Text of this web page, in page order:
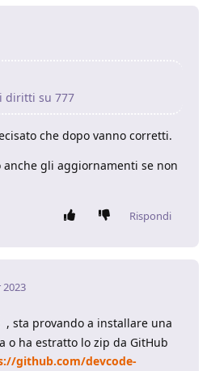
diritti su 777
che dopo vanno corretti.
gli aggiornamenti se non
Rispondi
2023
, sta provando a installare una
o ha estratto lo zip da GitHub
github.com/devcode-